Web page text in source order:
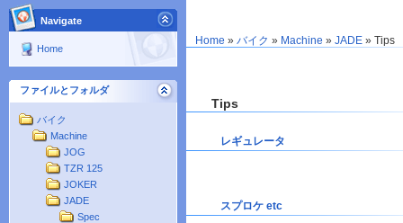
Navigate
Home
ファイルとフォルダ
バイク
Machine
JOG
TZR 125
JOKER
JADE
Spec
Home » バイク » Machine » JADE » Tips
Tips
レギュレータ
スプロケ etc